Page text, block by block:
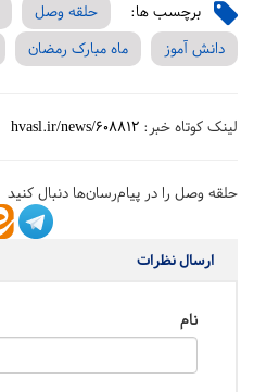
برچسب ها: حلقه وصل
دانش آموز
ماه مبارک رمضان
لینک کوتاه خبر: hvasl.ir/news/608812
حلقه وصل را در پیام‌رسان‌ها دنبال کنید
ارسال نظرات
نام